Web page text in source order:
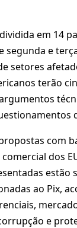
em 14
segunda e
setores
terão
com
dos
estão
ao Pix,
e